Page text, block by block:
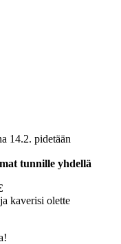
14.2. pidetään
tunnille yhdellä
kaverisi olette